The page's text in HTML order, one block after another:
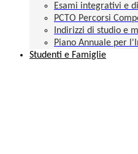
Esami integrativi e
PCTO Percorsi
Indirizzi di studio e
Piano Annuale per
Studenti e Famiglie